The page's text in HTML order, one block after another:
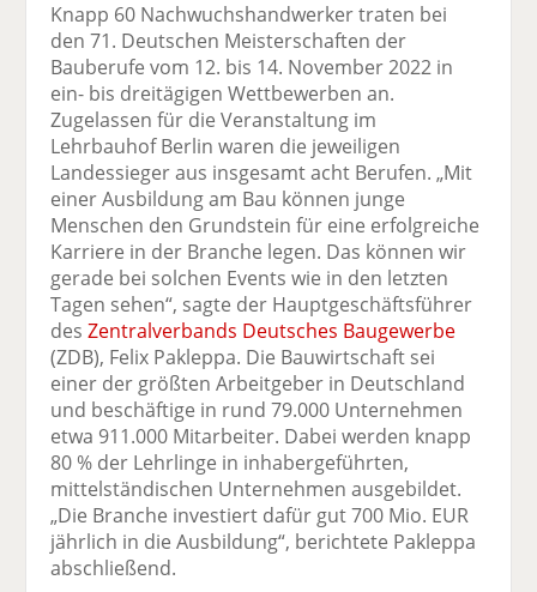
Knapp 60 Nachwuchshandwerker traten bei
den 71. Deutschen Meisterschaften der
Bauberufe vom 12. bis 14. November 2022 in
ein- bis dreitägigen Wettbewerben an.
Zugelassen für die Veranstaltung im
Lehrbauhof Berlin waren die jeweiligen
Landessieger aus insgesamt acht Berufen. „Mit
einer Ausbildung am Bau können junge
Menschen den Grundstein für eine erfolgreiche
Karriere in der Branche legen. Das können wir
gerade bei solchen Events wie in den letzten
Tagen sehen“, sagte der Hauptgeschäftsführer
desZentralverbands Deutsches Baugewerbe
(ZDB), Felix Pakleppa. Die Bauwirtschaft sei
einer der größten Arbeitgeber in Deutschland
und beschäftige in rund 79.000 Unternehmen
etwa 911.000 Mitarbeiter. Dabei werden knapp
80 % der Lehrlinge in inhabergeführten,
mittelständischen Unternehmen ausgebildet.
„Die Branche investiert dafür gut 700 Mio. EUR
jährlich in die Ausbildung“, berichtete Pakleppa
abschließend.